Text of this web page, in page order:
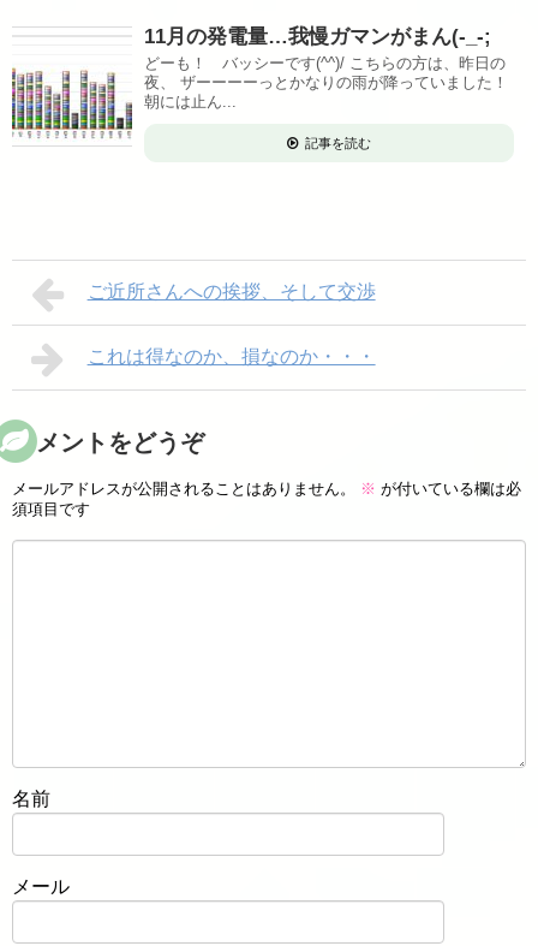
11月の発電量…我慢ガマンがまん(-_-;
どーも！ バッシーです(^^)/ こちらの方は、昨日の
夜、 ザーーーーっとかなりの雨が降っていました！
朝には止ん...
記事を読む
ご近所さんへの挨拶、そして交渉
これは得なのか、損なのか・・・
コメントをどうぞ
メールアドレスが公開されることはありません。 ※ が付いている欄は必
須項目です
名前
メール